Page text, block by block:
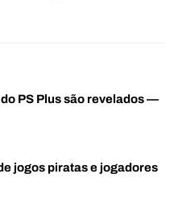
PS Plus são revelados —
jogos piratas e jogadores